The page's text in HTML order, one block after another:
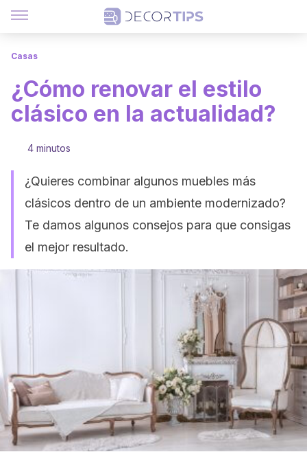
Casas
¿Cómo renovar el estilo
clásico en la actualidad?
4 minutos
¿Quieres combinar algunos muebles más
clásicos dentro de un ambiente modernizado?
Te damos algunos consejos para que consigas
el mejor resultado.